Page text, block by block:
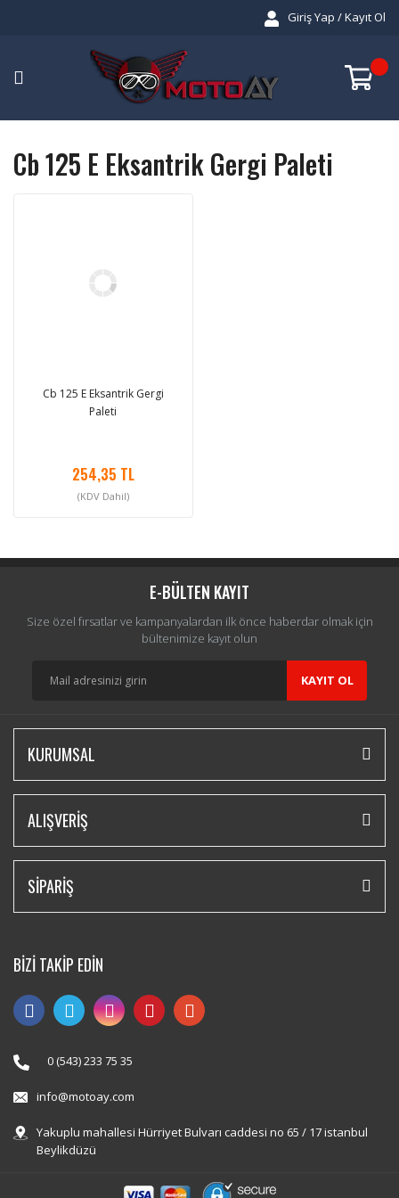
Giriş Yap / Kayıt Ol
Cb 125 E Eksantrik Gergi Paleti
Cb 125 E Eksantrik Gergi
Paleti
254,35 TL
(KDV Dahil)
E-BÜLTEN KAYIT
Size özel fırsatlar ve kampanyalardan ilk önce haberdar olmak için
bültenimize kayıt olun
KAYIT OL
KURUMSAL
ALIŞVERİŞ
SİPARİŞ
BİZİ TAKİP EDİN
0 (543) 233 75 35
info@motoay.com
Yakuplu mahallesi Hürriyet Bulvarı caddesi no 65 / 17 istanbul
Beylikdüzü